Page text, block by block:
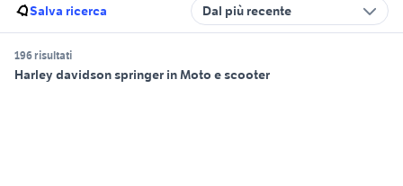
Salva ricerca Dal più recente
196 risultati
Harley davidson springer in Moto e scooter